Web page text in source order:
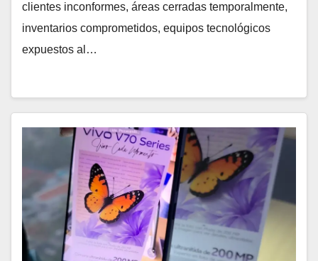
clientes inconformes, áreas cerradas temporalmente,
inventarios comprometidos, equipos tecnológicos
expuestos al…